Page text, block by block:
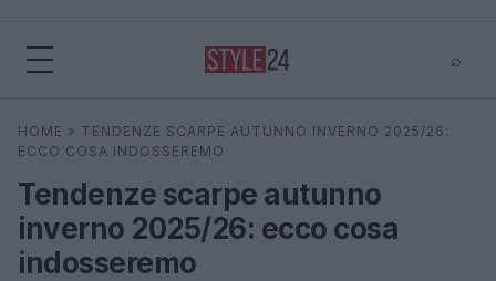
⌕
Cerca ⌕
HOME » TENDENZE SCARPE AUTUNNO INVERNO 2025/26:
ECCO COSA INDOSSEREMO
Tendenze scarpe autunno
inverno 2025/26: ecco cosa
indosseremo